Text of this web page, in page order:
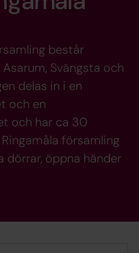
består
Svängsta och
delas in i en
och en
och har ca 30
församling
dörrar, öppna händer